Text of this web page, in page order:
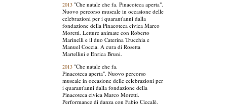
2013"Che natale che fa. Pinacoteca aperta".
Nuovo percorso museale in occasione delle
celebrazioni per i quarant'anni dalla
fondazione della Pinacoteca civica Marco
Moretti. Letture animate con Roberto
Marinelli e il duo Caterina Trucchia e
Manuel Coccia. A cura di Rosetta
Martellini e Enrica Bruni.
2013"Che natale che fa.
Pinacoteca aperta". Nuovo percorso
museale in occasione delle celebrazioni per
i quarant'anni dalla fondazione della
Pinacoteca civica Marco Moretti.
Performance di danza con Fabio Ciccalè.